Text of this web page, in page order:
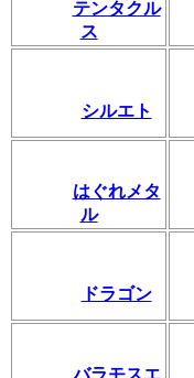
テンタクル
ス
シルエト
はぐれメタ
ル
ドラゴン